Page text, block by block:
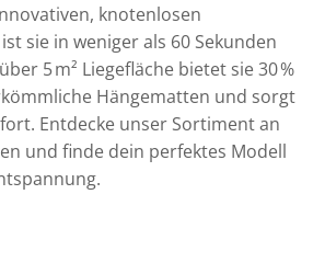
knotenlosen
sie in weniger als 60 Sekunden
5 m² Liegefläche bietet sie 30 %
Hängematten und sorgt
Entdecke unser Sortiment an
und finde dein perfektes Modell